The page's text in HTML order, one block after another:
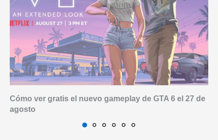
Cómo ver gratis el nuevo gameplay de GTA 6 el 27 de
agosto